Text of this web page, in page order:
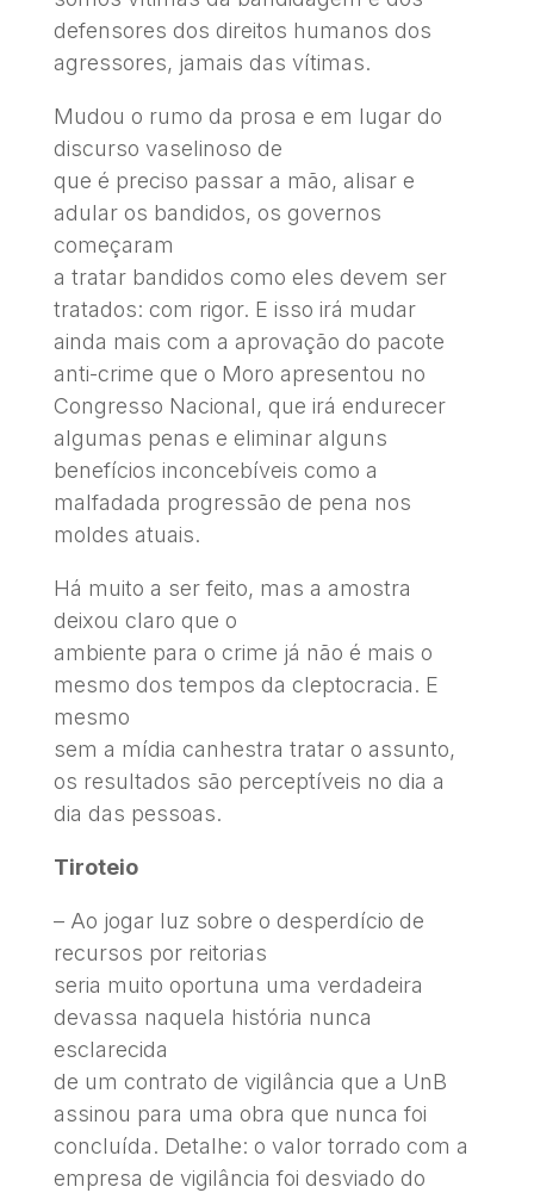
defensores dos direitos humanos dos
agressores, jamais das vítimas.
Mudou o rumo da prosa e em lugar do
discurso vaselinoso de
que é preciso passar a mão, alisar e
adular os bandidos, os governos
começaram
a tratar bandidos como eles devem ser
tratados: com rigor. E isso irá mudar
ainda mais com a aprovação do pacote
anti-crime que o Moro apresentou no
Congresso Nacional, que irá endurecer
algumas penas e eliminar alguns
benefícios inconcebíveis como a
malfadada progressão de pena nos
moldes atuais.
Há muito a ser feito, mas a amostra
deixou claro que o
ambiente para o crime já não é mais o
mesmo dos tempos da cleptocracia. E
mesmo
sem a mídia canhestra tratar o assunto,
os resultados são perceptíveis no dia a
dia das pessoas.
Tiroteio
– Ao jogar luz sobre o desperdício de
recursos por reitorias
seria muito oportuna uma verdadeira
devassa naquela história nunca
esclarecida
de um contrato de vigilância que a UnB
assinou para uma obra que nunca foi
concluída. Detalhe: o valor torrado com a
empresa de vigilância foi desviado do